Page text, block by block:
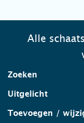
Alle
Zoeken
Uitgelicht
Toevoegen /